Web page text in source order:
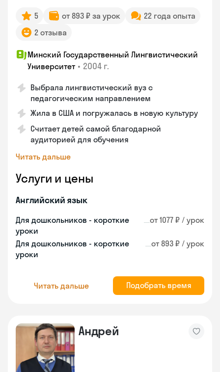
5 от 893 ₽ за урок
22 года опыта
2 отзыва
Минский Государственный Лингвистический
Университет • 2004 г.
Выбрала лингвистический вуз с
педагогическим направлением
Жила в США и погружалась в новую культуру
Считает детей самой благодарной
аудиторией для обучения
Читать дальше
Услуги и цены
Английский язык
Для дошкольников - короткие
уроки
от 1077 ₽ / урок
Для дошкольников - короткие
уроки
от 893 ₽ / урок
Читать дальше Подобрать время
Андрей